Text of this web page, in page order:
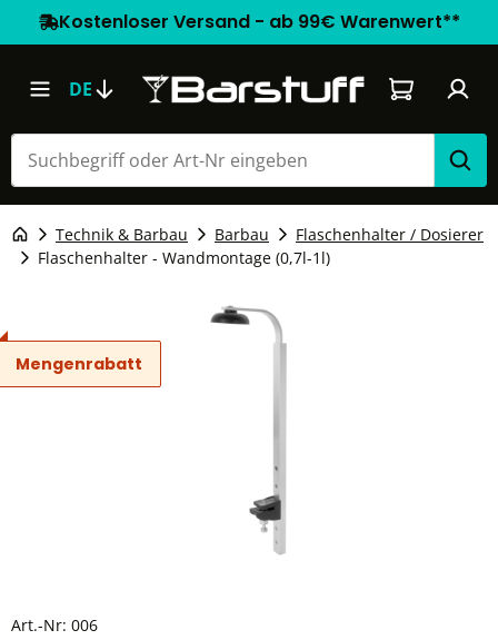
Kostenloser Versand - ab 99€ Warenwert**
DE Warenkorb
Technik & Barbau Barbau
Flaschenhalter / Dosierer
Flaschenhalter - Wandmontage (0,7l-1l)
Mengenrabatt
Art.-Nr: 006